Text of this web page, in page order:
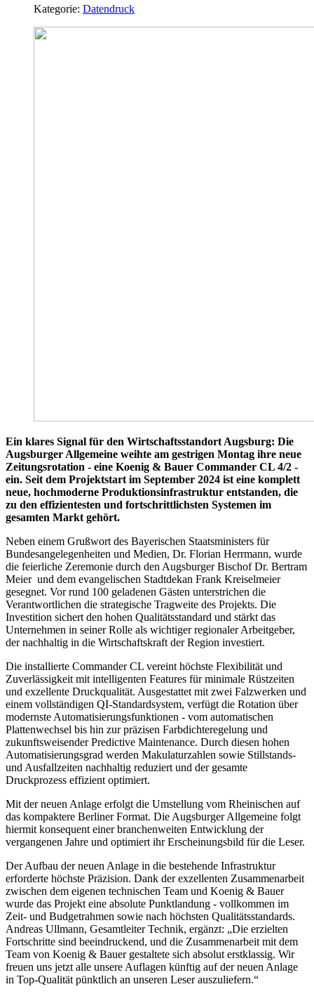
Kategorie: Datendruck
Ein klares Signal für den Wirtschaftsstandort Augsburg: Die
Augsburger Allgemeine weihte am gestrigen Montag ihre neue
Zeitungsrotation - eine Koenig & Bauer Commander CL 4/2 -
ein. Seit dem Projektstart im September 2024 ist eine komplett
neue, hochmoderne Produktionsinfrastruktur entstanden, die
zu den effizientesten und fortschrittlichsten Systemen im
gesamten Markt gehört.
Neben einem Grußwort des Bayerischen Staatsministers für
Bundesangelegenheiten und Medien, Dr. Florian Herrmann, wurde
die feierliche Zeremonie durch den Augsburger Bischof Dr. Bertram
Meier und dem evangelischen Stadtdekan Frank Kreiselmeier
gesegnet. Vor rund 100 geladenen Gästen unterstrichen die
Verantwortlichen die strategische Tragweite des Projekts. Die
Investition sichert den hohen Qualitätsstandard und stärkt das
Unternehmen in seiner Rolle als wichtiger regionaler Arbeitgeber,
der nachhaltig in die Wirtschaftskraft der Region investiert.
Die installierte Commander CL vereint höchste Flexibilität und
Zuverlässigkeit mit intelligenten Features für minimale Rüstzeiten
und exzellente Druckqualität. Ausgestattet mit zwei Falzwerken und
einem vollständigen QI-Standardsystem, verfügt die Rotation über
modernste Automatisierungsfunktionen - vom automatischen
Plattenwechsel bis hin zur präzisen Farbdichteregelung und
zukunftsweisender Predictive Maintenance. Durch diesen hohen
Automatisierungsgrad werden Makulaturzahlen sowie Stillstands-
und Ausfallzeiten nachhaltig reduziert und der gesamte
Druckprozess effizient optimiert.
Mit der neuen Anlage erfolgt die Umstellung vom Rheinischen auf
das kompaktere Berliner Format. Die Augsburger Allgemeine folgt
hiermit konsequent einer branchenweiten Entwicklung der
vergangenen Jahre und optimiert ihr Erscheinungsbild für die Leser.
Der Aufbau der neuen Anlage in die bestehende Infrastruktur
erforderte höchste Präzision. Dank der exzellenten Zusammenarbeit
zwischen dem eigenen technischen Team und Koenig & Bauer
wurde das Projekt eine absolute Punktlandung - vollkommen im
Zeit- und Budgetrahmen sowie nach höchsten Qualitätsstandards.
Andreas Ullmann, Gesamtleiter Technik, ergänzt: „Die erzielten
Fortschritte sind beeindruckend, und die Zusammenarbeit mit dem
Team von Koenig & Bauer gestaltete sich absolut erstklassig. Wir
freuen uns jetzt alle unsere Auflagen künftig auf der neuen Anlage
in Top-Qualität pünktlich an unseren Leser auszuliefern.“